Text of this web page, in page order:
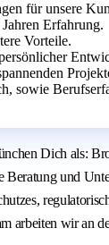
für unsere
Erfahrung.
Vorteile.
sowie
Dich als:
und
arbeiten wir